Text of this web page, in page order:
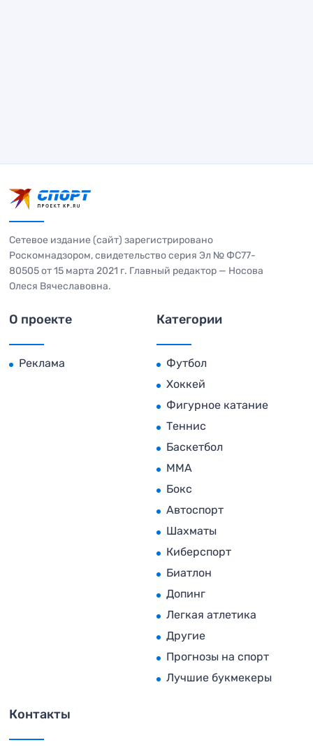
Сетевое издание (сайт) зарегистрировано
Роскомнадзором, свидетельство серия Эл № ФС77-
80505 от 15 марта 2021 г. Главный редактор — Носова
Олеся Вячеславовна.
О проекте
Реклама
Категории
Футбол
Хоккей
Фигурное катание
Теннис
Баскетбол
MMA
Бокс
Автоспорт
Шахматы
Киберспорт
Биатлон
Допинг
Легкая атлетика
Другие
Прогнозы на спорт
Лучшие букмекеры
Контакты